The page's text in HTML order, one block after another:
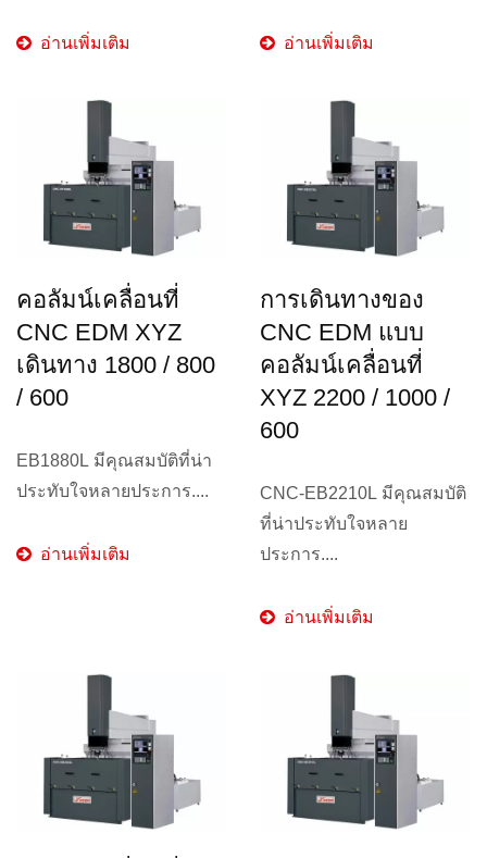
อ่านเพิ่มเติม อ่านเพิ่มเติม
คอลัมน์เคลื่อนที่
CNC EDM XYZ
เดินทาง 1800 / 800
/ 600
EB1880L มีคุณสมบัติที่น่า
ประทับใจหลายประการ....
อ่านเพิ่มเติม
การเดินทางของ
CNC EDM แบบ
คอลัมน์เคลื่อนที่
XYZ 2200 / 1000 /
600
CNC-EB2210L มีคุณสมบัติ
ที่น่าประทับใจหลาย
ประการ....
อ่านเพิ่มเติม